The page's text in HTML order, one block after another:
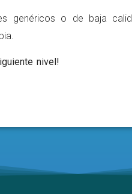
genéricos o de baja
nivel!